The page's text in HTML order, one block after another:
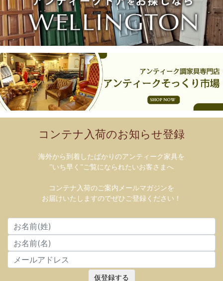
コンテナ入荷のお知らせ登録
海外から到着したばかりのアンティーク家具を
”いち早く”ご覧になられたいお客さまへ
コンテナ入荷のご案内メールマガジンを
お届けいたしますのでぜひご登録ください！
仮登録する